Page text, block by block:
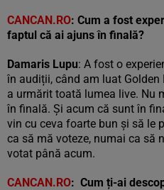
CANCAN.RO: Cum a fost
faptul că ai ajuns în finală?
Damaris Lupu: A fost o
în audiții, când am luat
a urmărit toată lumea live. Nu
în finală. Și acum că sunt în
vin cu ceva foarte bun și să le
ca să mă voteze, numai ca să
votat până acum.
CANCAN.RO: Cum ți-ai